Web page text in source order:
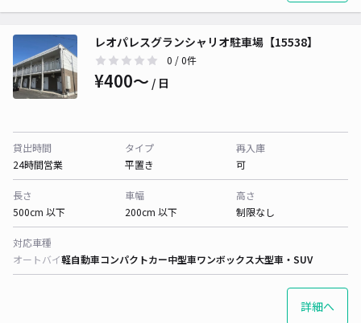
レオパレスグランシャリオ駐車場【15538】
0 / 0件
¥400〜 / 日
貸出時間
24時間営業
タイプ
平置き
再入庫
可
長さ
500cm 以下
車幅
200cm 以下
高さ
制限なし
対応車種
オートバイ軽自動車コンパクトカー中型車ワンボックス大型車・SUV
詳細へ